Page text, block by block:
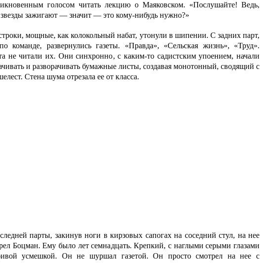
голосом читать лекцию о Маяковском. «Послушайте! Ведь,
зажигают — значит — это кому-нибудь нужно?»
мощные, как колокольный набат, утонули в шипении. С задних парт,
команде, развернулись газеты. «Правда», «Сельская жизнь», «Труд».
не читали их. Они синхронно, с каким-то садистским упоением, начали
и разворачивать бумажные листы, создавая монотонный, сводящий с
Стена шума отрезала ее от класса.
парты, закинув ноги в кирзовых сапогах на соседний стул, на нее
Боцман. Ему было лет семнадцать. Крепкий, с наглыми серыми глазами
усмешкой. Он не шуршал газетой. Он просто смотрел на нее с